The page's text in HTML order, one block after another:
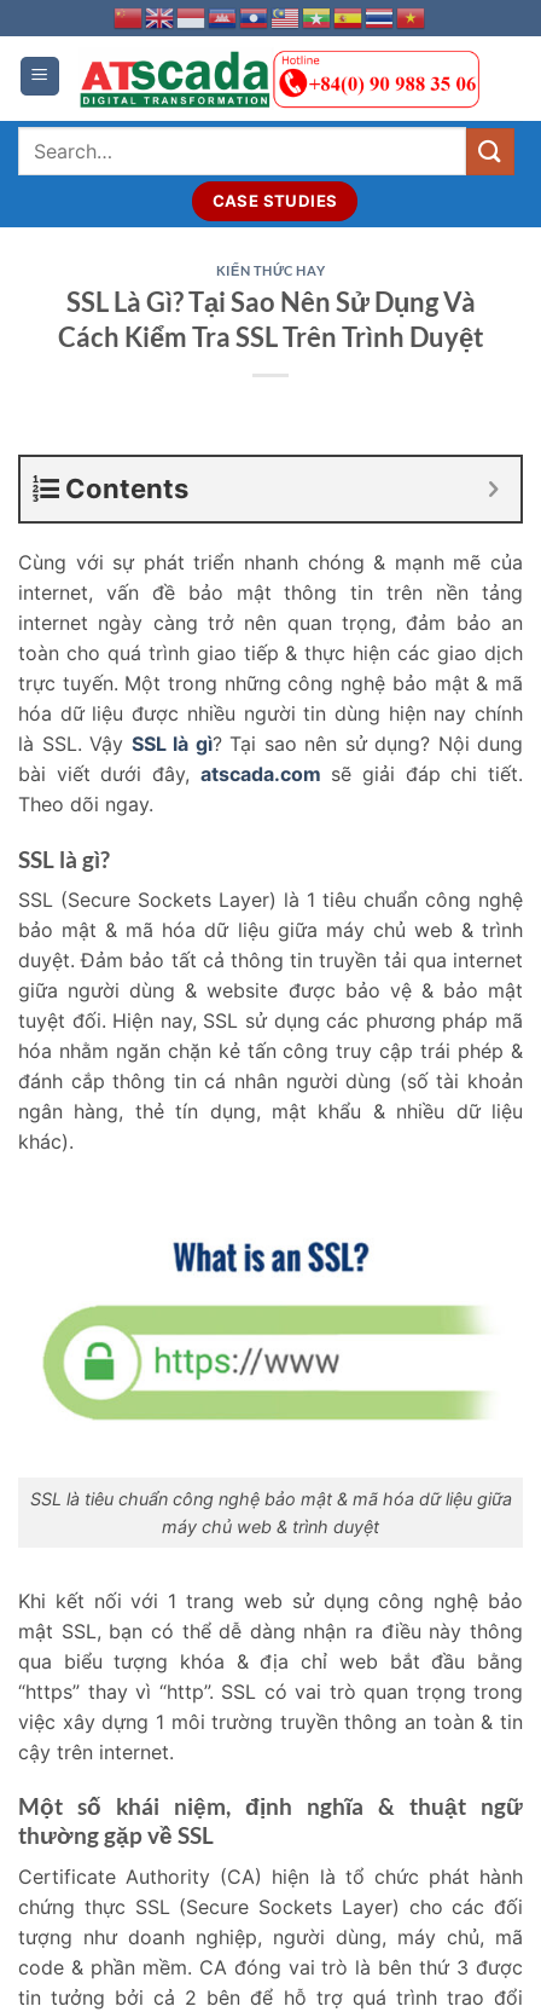
to
content
Search
CASE STUDIES
KIẾN THỨC HAY
SSL Là Gì? Tại Sao Nên Sử Dụng Và
Cách Kiểm Tra SSL Trên Trình Duyệt
Contents
Cùng với sự phát triển nhanh chóng & mạnh mẽ của
internet, vấn đề bảo mật thông tin trên nền tảng
internet ngày càng trở nên quan trọng, đảm bảo an
toàn cho quá trình giao tiếp & thực hiện các giao dịch
trực tuyến. Một trong những công nghệ bảo mật & mã
hóa dữ liệu được nhiều người tin dùng hiện nay chính
là SSL. Vậy SSL là gì? Tại sao nên sử dụng? Nội dung
bài viết dưới đây, atscada.com sẽ giải đáp chi tiết.
Theo dõi ngay.
SSL là gì?
SSL (Secure Sockets Layer) là 1 tiêu chuẩn công nghệ
bảo mật & mã hóa dữ liệu giữa máy chủ web & trình
duyệt. Đảm bảo tất cả thông tin truyền tải qua internet
giữa người dùng & website được bảo vệ & bảo mật
tuyệt đối. Hiện nay, SSL sử dụng các phương pháp mã
hóa nhằm ngăn chặn kẻ tấn công truy cập trái phép &
đánh cắp thông tin cá nhân người dùng (số tài khoản
ngân hàng, thẻ tín dụng, mật khẩu & nhiều dữ liệu
khác).
SSL là tiêu chuẩn công nghệ bảo mật & mã hóa dữ liệu giữa
máy chủ web & trình duyệt
Khi kết nối với 1 trang web sử dụng công nghệ bảo
mật SSL, bạn có thể dễ dàng nhận ra điều này thông
qua biểu tượng khóa & địa chỉ web bắt đầu bằng
“https” thay vì “http”. SSL có vai trò quan trọng trong
việc xây dựng 1 môi trường truyền thông an toàn & tin
cậy trên internet.
Một số khái niệm, định nghĩa & thuật ngữ
thường gặp về SSL
Certificate Authority (CA) hiện là tổ chức phát hành
chứng thực SSL (Secure Sockets Layer) cho các đối
tượng như doanh nghiệp, người dùng, máy chủ, mã
code & phần mềm. CA đóng vai trò là bên thứ 3 được
tin tưởng bởi cả 2 bên để hỗ trợ quá trình trao đổi